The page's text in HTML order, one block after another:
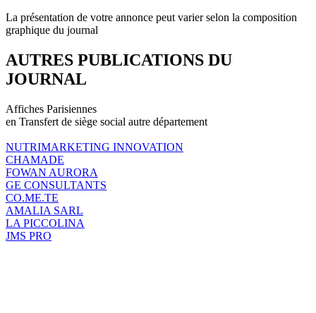
La présentation de votre annonce peut varier selon la composition
graphique du journal
AUTRES PUBLICATIONS DU
JOURNAL
Affiches Parisiennes
en Transfert de siège social autre département
NUTRIMARKETING INNOVATION
CHAMADE
FOWAN AURORA
GE CONSULTANTS
CO.ME.TE
AMALIA SARL
LA PICCOLINA
JMS PRO